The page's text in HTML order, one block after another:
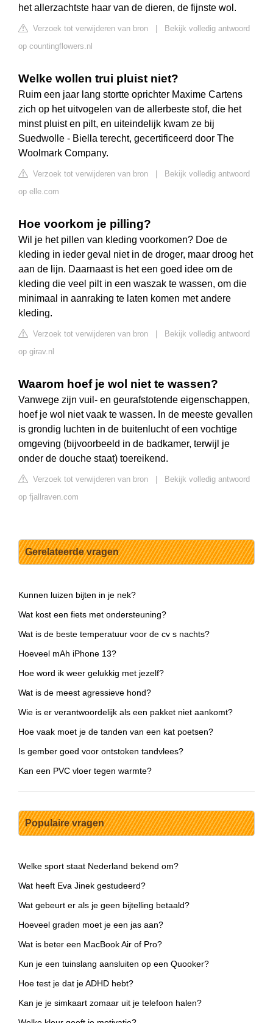
het allerzachtste haar van de dieren, de fijnste wol.
Verzoek tot verwijderen van bron
Bekijk volledig antwoord
op countingflowers.nl
Welke wollen trui pluist niet?
Ruim een jaar lang stortte oprichter Maxime Cartens
zich op het uitvogelen van de allerbeste stof, die het
minst pluist en pilt, en uiteindelijk kwam ze bij
Suedwolle - Biella terecht, gecertificeerd door The
Woolmark Company.
Verzoek tot verwijderen van bron
Bekijk volledig antwoord
op elle.com
Hoe voorkom je pilling?
Wil je het pillen van kleding voorkomen? Doe de
kleding in ieder geval niet in de droger, maar droog het
aan de lijn. Daarnaast is het een goed idee om de
kleding die veel pilt in een waszak te wassen, om die
minimaal in aanraking te laten komen met andere
kleding.
Verzoek tot verwijderen van bron
Bekijk volledig antwoord
op girav.nl
Waarom hoef je wol niet te wassen?
Vanwege zijn vuil- en geurafstotende eigenschappen,
hoef je wol niet vaak te wassen. In de meeste gevallen
is grondig luchten in de buitenlucht of een vochtige
omgeving (bijvoorbeeld in de badkamer, terwijl je
onder de douche staat) toereikend.
Verzoek tot verwijderen van bron
Bekijk volledig antwoord
op fjallraven.com
Gerelateerde vragen
Kunnen luizen bijten in je nek?
Wat kost een fiets met ondersteuning?
Wat is de beste temperatuur voor de cv s nachts?
Hoeveel mAh iPhone 13?
Hoe word ik weer gelukkig met jezelf?
Wat is de meest agressieve hond?
Wie is er verantwoordelijk als een pakket niet aankomt?
Hoe vaak moet je de tanden van een kat poetsen?
Is gember goed voor ontstoken tandvlees?
Kan een PVC vloer tegen warmte?
Populaire vragen
Welke sport staat Nederland bekend om?
Wat heeft Eva Jinek gestudeerd?
Wat gebeurt er als je geen bijtelling betaald?
Hoeveel graden moet je een jas aan?
Wat is beter een MacBook Air of Pro?
Kun je een tuinslang aansluiten op een Quooker?
Hoe test je dat je ADHD hebt?
Kan je je simkaart zomaar uit je telefoon halen?